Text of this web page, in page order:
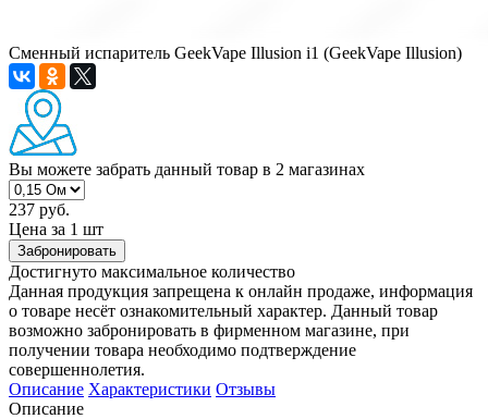
Сменный испаритель GeekVape Illusion i1 (GeekVape Illusion)
Вы можете забрать данный товар в 2 магазинах
237 руб.
Цена за 1 шт
Забронировать
Достигнуто максимальное количество
Данная продукция запрещена к онлайн продаже, информация
о товаре несёт ознакомительный характер. Данный товар
возможно забронировать в фирменном магазине, при
получении товара необходимо подтверждение
совершеннолетия.
Описание Характеристики Отзывы
Описание